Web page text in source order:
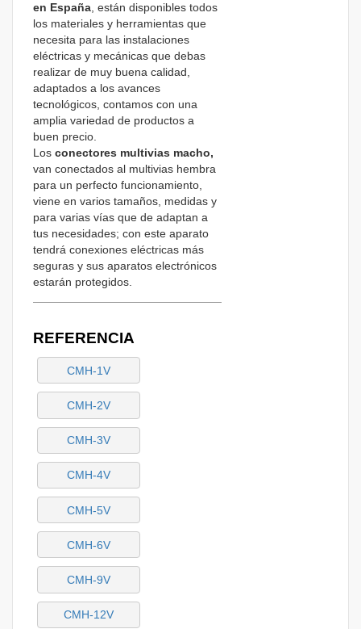
en España, están disponibles todos
los materiales y herramientas que
necesita para las instalaciones
eléctricas y mecánicas que debas
realizar de muy buena calidad,
adaptados a los avances
tecnológicos, contamos con una
amplia variedad de productos a
buen precio.
Los conectores multivias macho,
van conectados al multivias hembra
para un perfecto funcionamiento,
viene en varios tamaños, medidas y
para varias vías que de adaptan a
tus necesidades; con este aparato
tendrá conexiones eléctricas más
seguras y sus aparatos electrónicos
estarán protegidos.
REFERENCIA
CMH-1V
CMH-2V
CMH-3V
CMH-4V
CMH-5V
CMH-6V
CMH-9V
CMH-12V